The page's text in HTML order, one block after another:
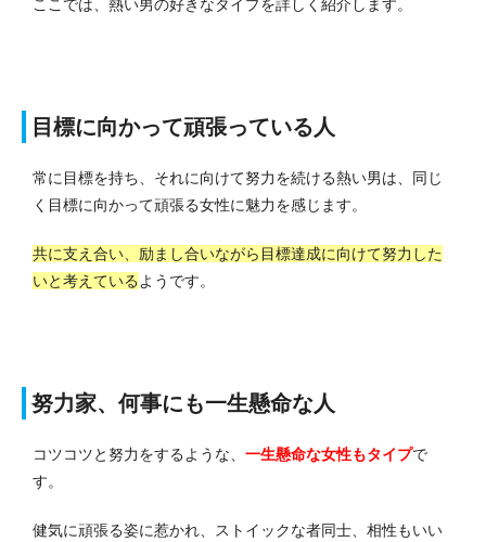
ここでは、熱い男の好きなタイプを詳しく紹介します。
目標に向かって頑張っている人
常に目標を持ち、それに向けて努力を続ける熱い男は、同じ
く目標に向かって頑張る女性に魅力を感じます。
共に支え合い、励まし合いながら目標達成に向けて努力した
いと考えている ようです。
努力家、何事にも一生懸命な人
コツコツと努力をするような、 一生懸命な女性もタイプで
す。
健気に頑張る姿に惹かれ、ストイックな者同士、相性もいい